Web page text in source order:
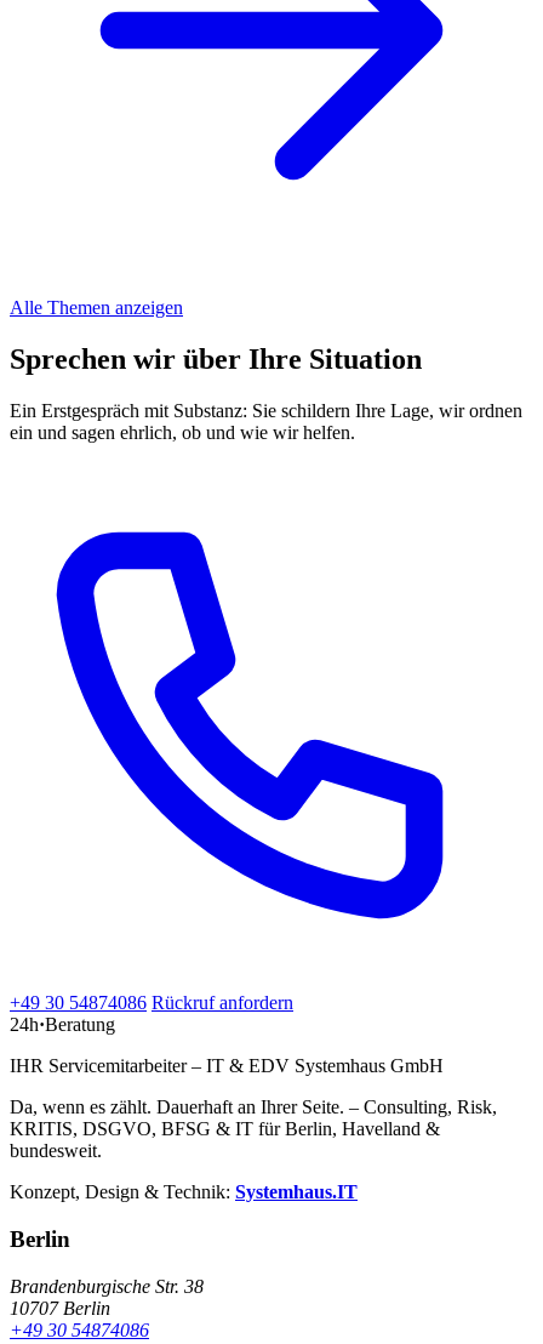
Alle Themen anzeigen
Sprechen wir über Ihre Situation
Ein Erstgespräch mit Substanz: Sie schildern Ihre Lage, wir ordnen
ein und sagen ehrlich, ob und wie wir helfen.
+49 30 54874086 Rückruf anfordern
24h·Beratung
IHR Servicemitarbeiter – IT & EDV Systemhaus GmbH
Da, wenn es zählt. Dauerhaft an Ihrer Seite. – Consulting, Risk,
KRITIS, DSGVO, BFSG & IT für Berlin, Havelland &
bundesweit.
Konzept, Design & Technik: Systemhaus.IT
Berlin
Brandenburgische Str. 38
10707 Berlin
+49 30 54874086